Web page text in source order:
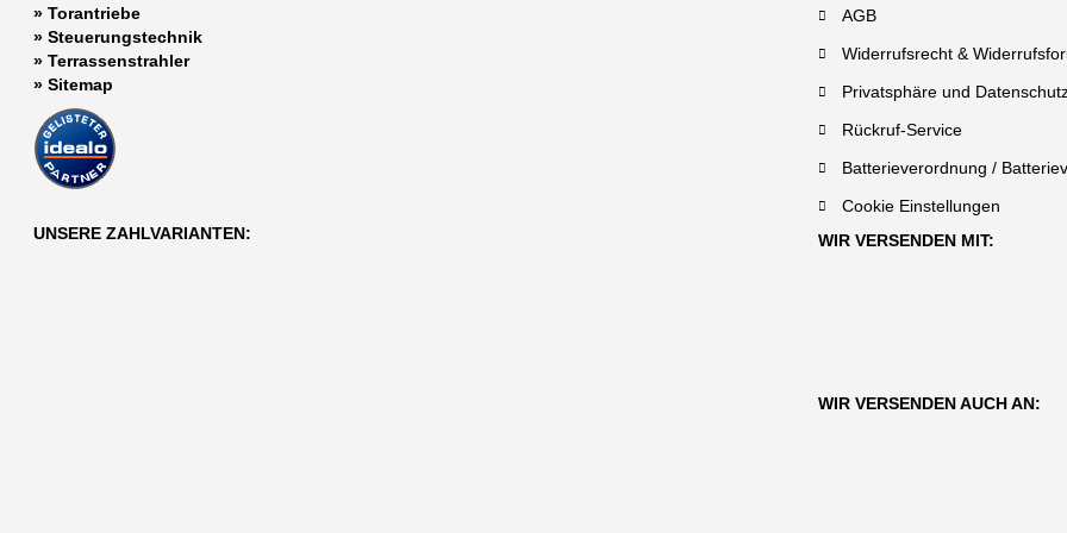
»Torantriebe
» Steuerungstechnik
»Terrassenstrahler
»Sitemap
AGB
Widerrufsrecht &
Privatsphäre und
Rückruf-Service
Batterieverordnung /
Cookie Einstellungen
UNSERE ZAHLVARIANTEN:
WIR VERSENDEN MIT:
WIR VERSENDEN AUCH AN: